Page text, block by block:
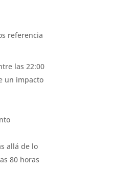
referencia
las 22:00
un impacto
allá de lo
80 horas